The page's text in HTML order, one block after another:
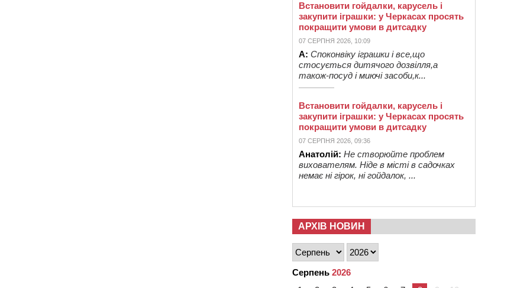
Встановити гойдалки, карусель і
закупити іграшки: у Черкасах просять
покращити умови в дитсадку
07 СЕРПНЯ 2026, 10:09
А: Споконвіку іграшки і все,що
стосується дитячого дозвілля,а
також-посуд і миючі засоби,к...
Встановити гойдалки, карусель і
закупити іграшки: у Черкасах просять
покращити умови в дитсадку
07 СЕРПНЯ 2026, 09:36
Анатолій: Не створюйте проблем
вихователям. Ніде в місті в садочках
немає ні гірок, ні гойдалок, ...
АРХІВ НОВИН
Серпень 2026